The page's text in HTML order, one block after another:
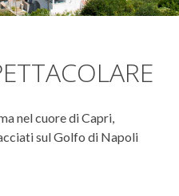
nel cuore di Capri,
sul Golfo di Napoli